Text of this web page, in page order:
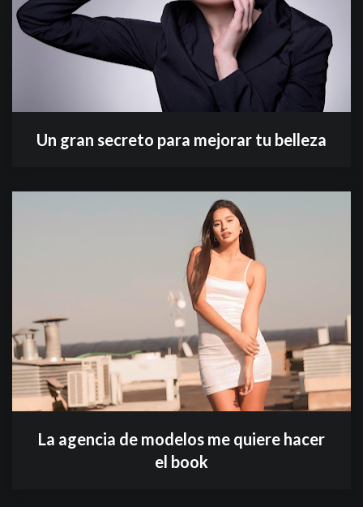
Un gran secreto para mejorar tu belleza
La agencia de modelos me quiere hacer
el book